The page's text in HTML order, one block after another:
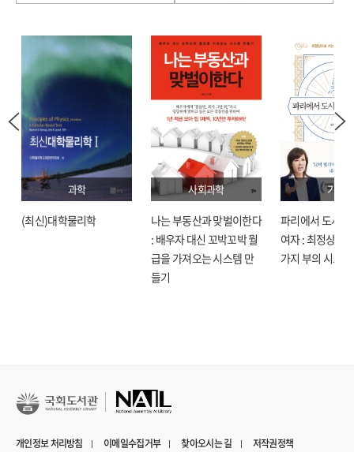
과학
(최신)대학물리학
사회과학
나는 부동산과 맞벌이한다
: 배우자 대신 꼬박꼬박 월
급을 가져오는 시스템 만
들기
기술
파리에서 도시락
여자 : 최정상으
가지 부의 시크릿
개인정보 처리방침 이메일수집거부 찾아오시는 길 저작권정책